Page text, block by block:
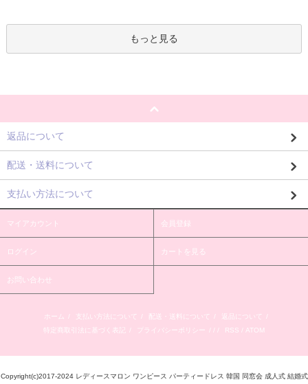
もっと見る
返品について
配送・送料について
支払い方法について
マイアカウント 会員登録
ログイン カートを見る
お問い合わせ
ホーム / 支払い方法について / 配送・送料について / 返品について
/
特定商取引法に基づく表記
/ プライバシーポリシー / / / RSS / ATOM
Copyright(c)2017-2024 レディースマロン ワンピース パーティードレス 韓国 同窓会 成人式 結婚式